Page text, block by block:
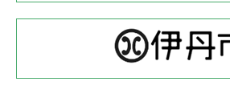
2022.05.05
体育協会長杯 バドミントン競技の部
2022.05.22